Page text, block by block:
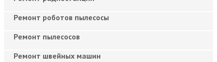
Ремонт роботов пылесосы
Ремонт пылесосов
Ремонт швейных машин